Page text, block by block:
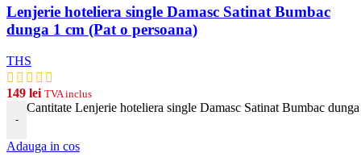
Lenjerie hoteliera single Damasc Satinat Bumbac
dunga 1 cm (Pat o persoana)
THS
149 lei TVA inclus
-
Cantitate Lenjerie hoteliera single Damasc Satinat Bumbac
Adauga in cos